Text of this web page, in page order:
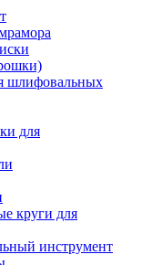
шлифовальных
для
круги для
инструмент